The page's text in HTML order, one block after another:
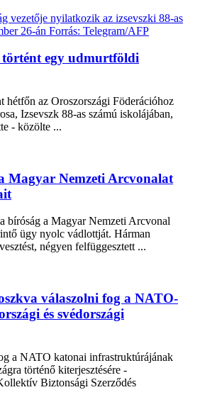
történt egy udmurtföldi
hétfőn az Oroszországi Föderációhoz
Izsevszk 88-as számú iskolájában,
- közölte ...
Magyar Nemzeti Arcvonalat
bíróság a Magyar Nemzeti Arcvonal
ügy nyolc vádlottját. Hárman
négyen felfüggesztett ...
válaszolni fog a NATO-
és svédországi
a NATO katonai infrastruktúrájának
történő kiterjesztésére -
Biztonsági Szerződés